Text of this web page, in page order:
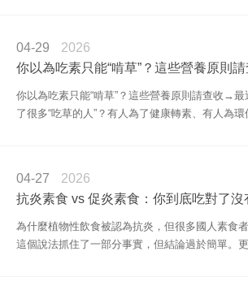
04-29
2026
你以為吃素只能“啃草”？這些營養原則
你以為吃素只能“啃草”？這些營養原則請查收→
了很多“吃草的人”？有人為了健康轉素、有人為環
04-27
2026
抗炎素食 vs 促炎素食：你到底吃對了沒
為什麼植物性飲食被認為抗炎，但很多國人素食
這個說法抓住了一部分事實，但結論過於簡單。更